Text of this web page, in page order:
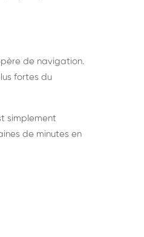
de navigation.
fortes du
simplement
de minutes en